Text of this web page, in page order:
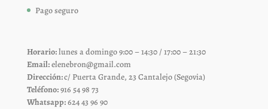
Pago seguro
Horario:lunes a domingo 9:00 – 14:30 / 17:00 – 21:30
Email:elenebron@gmail.com
Dirección:c/ Puerta Grande, 23 Cantalejo (Segovia)
Teléfono:916 54 98 73
Whatsapp:624 43 96 90